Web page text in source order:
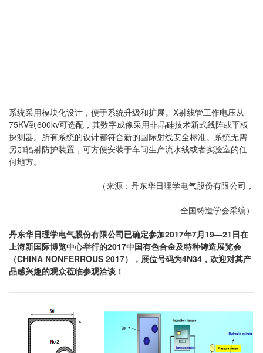
系统采用模块化设计，便于系统升级和扩展。X射线管工作电压从
75KV到600kv可选配，其数字成像采用非晶硅技术新式线阵或平板
探测器。所有系统的设计都符合新的国际射线安全标准。系统无需
另加辐射防护装置，可方便安装于车间生产流水线或者实验室的任
何地方。
（来源：丹东华日理学电气股份有限公司，
全国铸造学会采编）
丹东华日理学电气股份有限公司已确定参加2017年7月19—21日在
上海新国际博览中心举行的2017中国有色合金及特种铸造展览会
（CHINA NONFERROUS 2017），展位号码为4N34，欢迎对其产
品感兴趣的观众莅临参观洽谈！